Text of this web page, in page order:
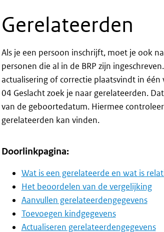
Gerelateerden
Als je een persoon inschrijft, moet je ook
personen die al in de BRP zijn
actualisering of correctie plaatsvindt in
04 Geslacht zoek je naar gerelateerden.
van de geboortedatum. Hiermee
gerelateerden kan vinden.
Doorlinkpagina:
Wat is een gerelateerde en wat is
Het beoordelen van de vergelijking
Aanvullen gerelateerdengegevens
Toevoegen kindgegevens
Actualiseren gerelateerdengegevens